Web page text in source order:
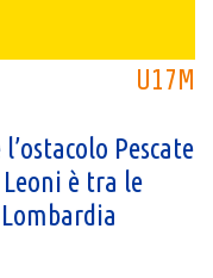
U17M
Pescate
è tra le